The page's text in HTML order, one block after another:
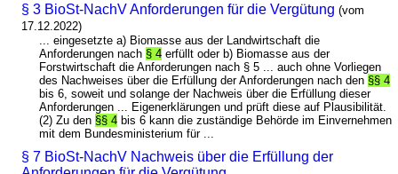
§ 3 BioSt-NachV Anforderungen für die Vergütung (vom
17.12.2022)
... eingesetzte a) Biomasse aus der Landwirtschaft die
Anforderungen nach § 4 erfüllt oder b) Biomasse aus der
Forstwirtschaft die Anforderungen nach § 5 ... auch ohne Vorliegen
des Nachweises über die Erfüllung der Anforderungen nach den §§ 4
bis 6, soweit und solange der Nachweis über die Erfüllung dieser
Anforderungen ... Eigenerklärungen und prüft diese auf Plausibilität.
(2) Zu den §§ 4 bis 6 kann die zuständige Behörde im Einvernehmen
mit dem Bundesministerium für ...
§ 7 BioSt-NachV Nachweis über die Erfüllung der